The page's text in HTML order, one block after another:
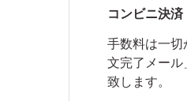
コンビニ決済
手数料は一
文完了メー
致します。